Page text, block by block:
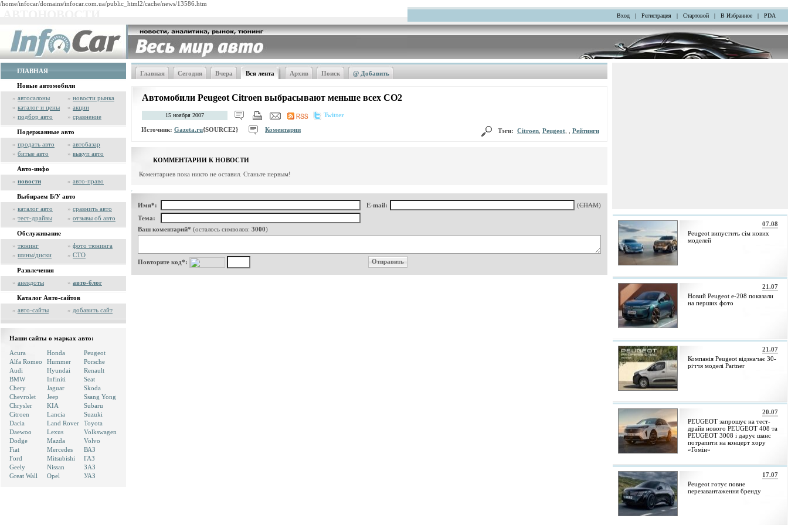
/home/infocar/domains/infocar.com.ua/public_html2/cache/news/13586.htm
Вход | Регистрация | Стартовой | В Избранное | PDA
ГЛАВНАЯ
Новые автомобили
» автосалоны » новости рынка
» каталог и цены » акции
» подбор авто » сравнение
Подержанные авто
» продать авто » автобазар
» битые авто » выкуп авто
Авто-инфо
» новости » авто-право
Выбираем Б/У авто
» каталог авто » сравнить авто
» тест-драйвы » отзывы об авто
Обслуживание
» тюнинг » фото тюнинга
» шины/диски » СТО
Развлечения
» анекдоты » авто-блог
Каталог Авто-сайтов
» авто-сайты » добавить сайт
Наши сайты о марках авто:
Acura
Alfa Romeo
Audi
BMW
Chery
Chevrolet
Chrysler
Citroen
Dacia
Daewoo
Dodge
Fiat
Ford
Geely
Great Wall
Honda
Hummer
Hyundai
Infiniti
Jaguar
Jeep
KIA
Lancia
Land Rover
Lexus
Mazda
Mercedes
Mitsubishi
Nissan
Opel
Peugeot
Porsche
Renault
Seat
Skoda
Ssang Yong
Subaru
Suzuki
Toyota
Volkswagen
Volvo
ВАЗ
ГАЗ
ЗАЗ
УАЗ
Главная Сегодня Вчера Вся лента Архив Поиск @ Добавить
Автомобили Peugeot Citroen выбрасывают меньше всех СО2
15 ноября 2007 Twitter
Источник: Gazeta.ru{SOURCE2} Коментарии Тэги: Citroen Peugeot Рейтинги
КОММЕНТАРИИ К НОВОСТИ
Коментариев пока никто не оставил. Станьте первым!
Имя*: E-mail: (СПАМ)
Тема:
Ваш коментарий* (осталось символов: 3000)
Повторите код*:
07.08
Peugeot випустить сім нових
моделей
21.07
Новий Peugeot e-208 показали
на перших фото
21.07
Компанія Peugeot відзначає 30-
річчя моделі Partner
20.07
PEUGEOT запрошує на тест-
драйв нового PEUGEOT 408 та
PEUGEOT 3008 і дарує шанс
потрапити на концерт хору
«Гомін»
17.07
Peugeot готує повне
перезавантаження бренду